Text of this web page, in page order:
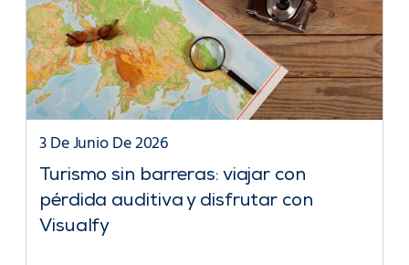
Turismo sin barreras: viajar con
pérdida auditiva y disfrutar con
Visualfy
3 De Junio De 2026